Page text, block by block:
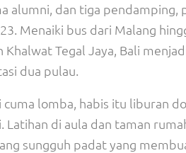
alumni, dan tiga pendamping,
Menaiki bus dari Malang
Tegal Jaya, Bali
dua pulau.
lomba, habis itu liburan
Latihan di aula dan taman
sungguh padat yang